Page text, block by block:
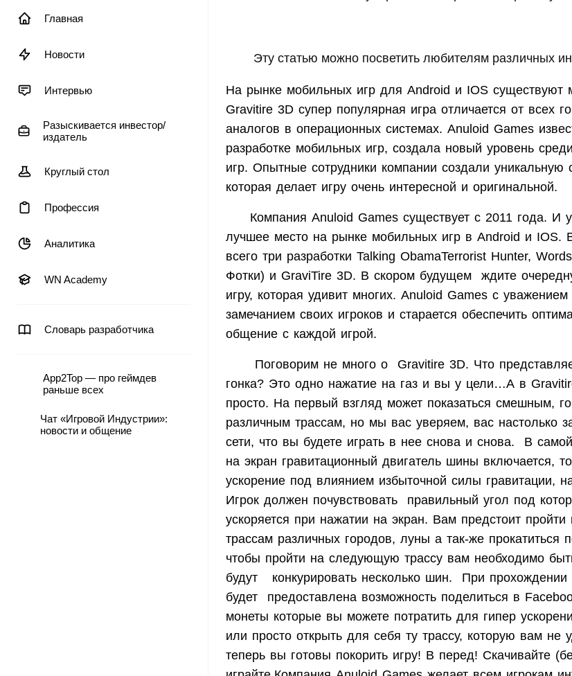
Главная
Новости
Интервью
Разыскивается инвестор/
издатель
Круглый стол
Профессия
Аналитика
WN Academy
Словарь разработчика
App2Top — про геймдев
раньше всех
Чат «Игровой Индустрии»:
новости и общение
Эту статью можно посветить любителям различных
На рынке мобильных игр для Android и IOS существуют
Gravitire 3D супер популярная игра отличается от всех
аналогов в операционных системах. Anuloid Games
разработке мобильных игр, создала новый уровень
игр. Опытные сотрудники компании создали уникальную
которая делает игру очень интересной и оригинальной.
Компания Anuloid Games существует с 2011 года. И
лучшее место на рынке мобильных игр в Android и IOS.
всего три разработки Talking ObamaTerrorist Hunter,
Фотки) и GraviTire 3D. В скором будущем ждите
игру, которая удивит многих. Anuloid Games с уважением
замечанием своих игроков и старается обеспечить
общение с каждой игрой.
Поговорим не много о Gravitire 3D. Что
гонка? Это одно нажатие на газ и вы у цели…А в
просто. На первый взгляд может показаться смешным,
различным трассам, но мы вас уверяем, вас настолько
сети, что вы будете играть в нее снова и снова. В
на экран гравитационный двигатель шины включается,
ускорение под влиянием избыточной силы гравитации,
Игрок должен почувствовать правильный угол под
ускоряется при нажатии на экран. Вам предстоит пройти
трассам различных городов, луны а так-же
чтобы пройти на следующую трассу вам необходимо
будут конкурировать несколько шин. При прохождении
будет предоставлена возможность поделиться в
монеты которые вы можете потратить для гипер
или просто открыть для себя ту трассу, которую вам не
теперь вы готовы покорить игру! В перед! Скачивайте